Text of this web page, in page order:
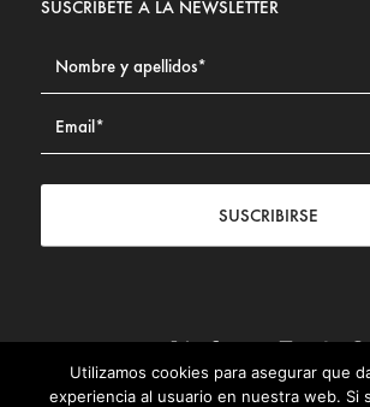
SUSCRÍBETE A LA NEWSLETTER
SUSCRIBIRSE
Contacto | Aviso legal | Política de
Utilizamos cookies para asegurar que
experiencia al usuario en nuestra web. Si